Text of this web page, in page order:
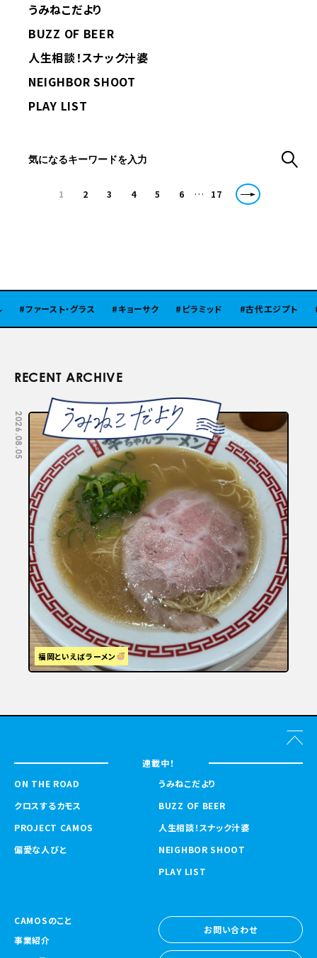
うみねこだより
BUZZ OF BEER
人生相談！スナック汁婆
NEIGHBOR SHOOT
PLAY LIST
1 2 3 4 5 6 … 17
ト・グラス キョーサク ピラミッド 古代エジプト 北陸
RECENT ARCHIVE
2026.08.05
福岡といえばラーメン
連載中！
ON THE ROAD
クロスするカモス
PROJECT CAMOS
偏愛な人びと
うみねこだより
BUZZ OF BEER
人生相談！スナック汁婆
NEIGHBOR SHOOT
PLAY LIST
CAMOSのこと
事業紹介
お問い合わせ
お問い合わせ